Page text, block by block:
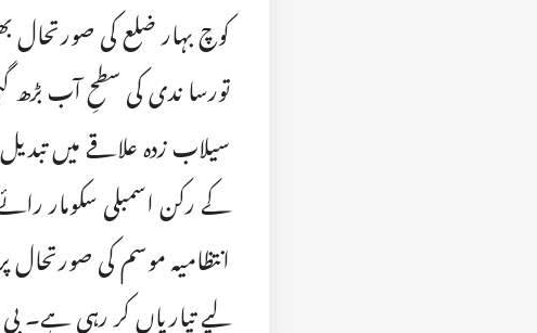
کوچ بہار ضلع کی
سیلاب زدہ علاقے میں
کے رکن اسمبلی سکومار
انتظامیہ موسم کی
لیے تیاریاں کر رہی ہے۔ بی